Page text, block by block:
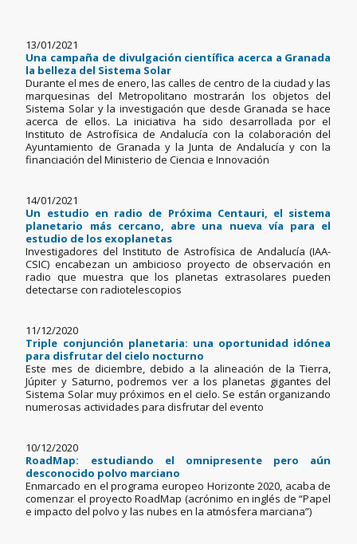
13/01/2021
Una campaña de divulgación científica acerca a Granada
la belleza del Sistema Solar
Durante el mes de enero, las calles de centro de la ciudad y las
marquesinas del Metropolitano mostrarán los objetos del
Sistema Solar y la investigación que desde Granada se hace
acerca de ellos. La iniciativa ha sido desarrollada por el
Instituto de Astrofísica de Andalucía con la colaboración del
Ayuntamiento de Granada y la Junta de Andalucía y con la
financiación del Ministerio de Ciencia e Innovación
14/01/2021
Un estudio en radio de Próxima Centauri, el sistema
planetario más cercano, abre una nueva vía para el
estudio de los exoplanetas
Investigadores del Instituto de Astrofísica de Andalucía (IAA-
CSIC) encabezan un ambicioso proyecto de observación en
radio que muestra que los planetas extrasolares pueden
detectarse con radiotelescopios
11/12/2020
Triple conjunción planetaria: una oportunidad idónea
para disfrutar del cielo nocturno
Este mes de diciembre, debido a la alineación de la Tierra,
Júpiter y Saturno, podremos ver a los planetas gigantes del
Sistema Solar muy próximos en el cielo. Se están organizando
numerosas actividades para disfrutar del evento
10/12/2020
RoadMap: estudiando el omnipresente pero aún
desconocido polvo marciano
Enmarcado en el programa europeo Horizonte 2020, acaba de
comenzar el proyecto RoadMap (acrónimo en inglés de “Papel
e impacto del polvo y las nubes en la atmósfera marciana”)